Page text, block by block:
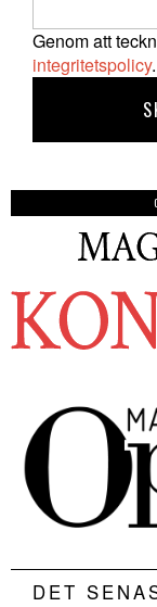
Genom att
integritetspolicy.
DET